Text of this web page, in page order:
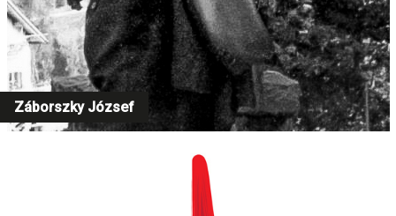
Záborszky József